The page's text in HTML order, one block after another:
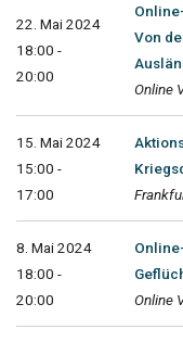
22. Mai 2024
18:00 -
20:00
Von
Online
15. Mai 2024
15:00 -
17:00
8. Mai 2024
18:00 -
20:00
Online